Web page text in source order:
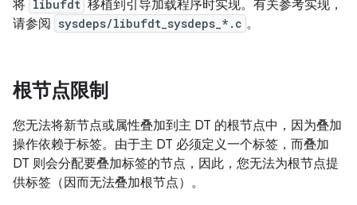
将 libufdt 移植到引导加载程序时实现。有关参考实现，
请参阅 sysdeps/libufdt_sysdeps_*.c 。
根节点限制
您无法将新节点或属性叠加到主 DT 的根节点中，因为叠加
操作依赖于标签。由于主 DT 必须定义一个标签，而叠加
DT 则会分配要叠加标签的节点，因此，您无法为根节点提
供标签（因而无法叠加根节点）。